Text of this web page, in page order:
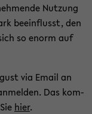
Nut­zung
be­ein­flusst, den
so enorm auf
via Email an
Das kom­
hier.